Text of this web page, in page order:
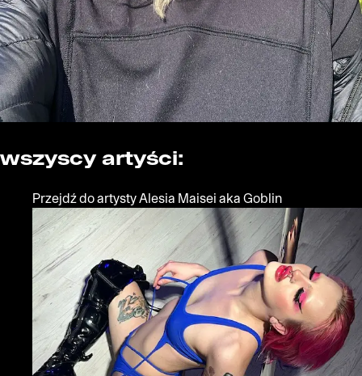
wszyscy artyści:
Przejdź do artysty Alesia Maisei aka Goblin